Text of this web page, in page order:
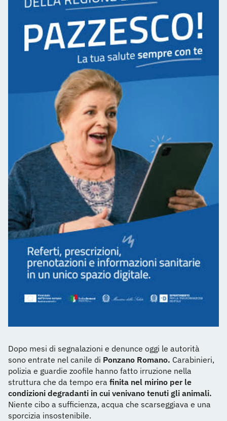
Dopo mesi di segnalazioni e denunce oggi le autorità
sono entrate nel canile di Ponzano Romano. Carabinieri,
polizia e guardie zoofile hanno fatto irruzione nella
struttura che da tempo era finita nel mirino per le
condizioni degradanti in cui venivano tenuti gli animali.
Niente cibo a sufficienza, acqua che scarseggiava e una
sporcizia insostenibile.